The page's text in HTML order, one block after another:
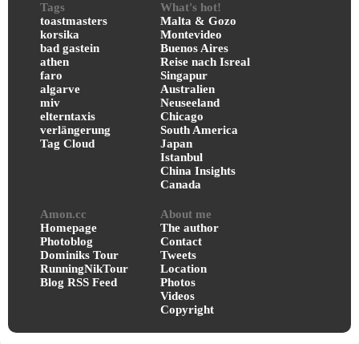
Tags
toastmasters
korsika
bad gastein
athen
faro
algarve
miv
elterntaxis
verlängerung
Tag Cloud
What's hot!
Malta & Gozo
Montevideo
Buenos Aires
Reise nach Isreal
Singapur
Australien
Neuseeland
Chicago
South America
Japan
Istanbul
China Insights
Canada
Amon.cc
Homepage
Photoblog
Dominiks Tour
RunningNikTour
Blog RSS Feed
About me
The author
Contact
Tweets
Location
Photos
Videos
Copyright